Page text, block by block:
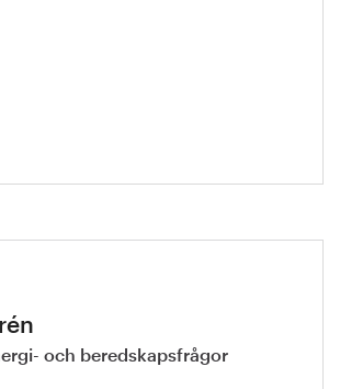
och beredskapsfrågor